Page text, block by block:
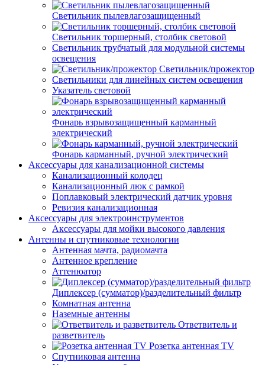
Светильник пылевлагозащищенный
Светильник торшерный, столбик световой
Светильник трубчатый для модульной системы
освещения
Светильник/прожектор
Светильники для линейных систем освещения
Указатель световой
Фонарь взрывозащищенный карманный
электрический
Фонарь карманный, ручной электрический
Аксессуары для канализационной системы
Канализационный колодец
Канализационный люк с рамкой
Поплавковый электрический датчик уровня
Ревизия канализационная
Аксессуары для электроинструментов
Аксессуары для мойки высокого давления
Антенны и спутниковые технологии
Антенная мачта, радиомачта
Антенное крепление
Аттенюатор
Диплексер (сумматор)/разделительный фильтр
Комнатная антенна
Наземные антенны
Ответвитель и
разветвитель
Розетка антенная TV
Спутниковая антенна